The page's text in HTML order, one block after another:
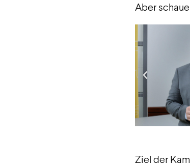
Aber
Ziel der